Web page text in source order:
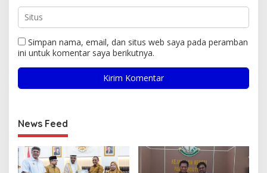
Simpan nama, email, dan situs web saya pada peramban
ini untuk komentar saya berikutnya.
News Feed